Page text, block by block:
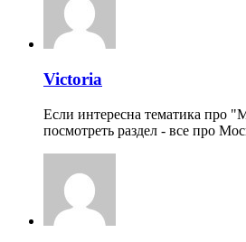
Victoria
Если интересна тематика про
посмотреть раздел - все про